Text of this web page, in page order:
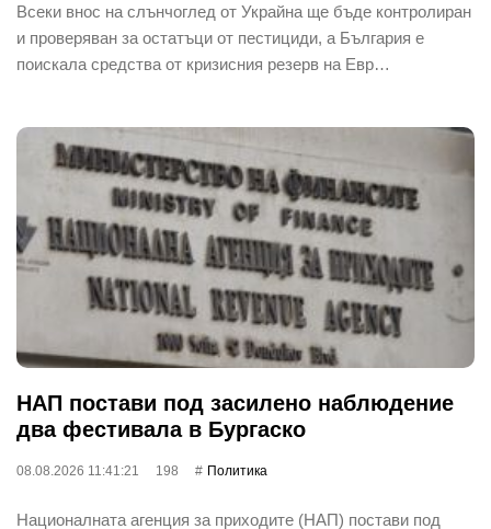
Всеки внос на слънчоглед от Украйна ще бъде контролиран
и проверяван за остатъци от пестициди, а България е
поискала средства от кризисния резерв на Евр…
НАП постави под засилено наблюдение
два фестивала в Бургаско
08.08.2026 11:41:21 198 Политика
Националната агенция за приходите (НАП) постави под